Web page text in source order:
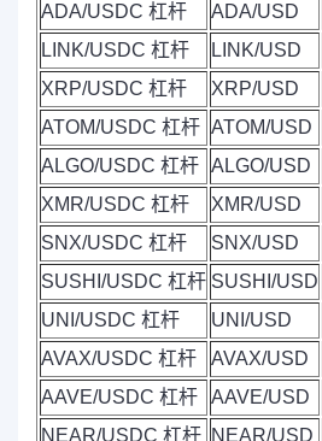
ADA/USDC 杠杆
ADA/USD
LINK/USDC 杠杆
LINK/USD
XRP/USDC 杠杆
XRP/USD
ATOM/USDC 杠杆 ATOM/USD
ALGO/USDC 杠杆 ALGO/USD
XMR/USDC 杠杆
XMR/USD
SNX/USDC 杠杆
SNX/USD
SUSHI/USDC 杠杆 SUSHI/USD
UNI/USDC 杠杆
UNI/USD
AVAX/USDC 杠杆
AVAX/USD
AAVE/USDC 杠杆
AAVE/USD
NEAR/USDC 杠杆 NEAR/USD